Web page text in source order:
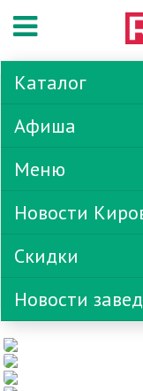
Каталог
Афиша
Меню
Новости
Скидки
Новости